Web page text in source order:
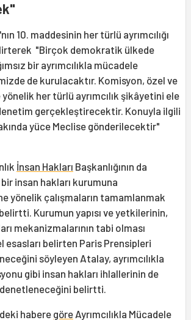
10. maddesinin her türlü ayrımcılığı
"Birçok demokratik ülkede
bir ayrımcılıkla mücadele
de kurulacaktır. Komisyon, özel ve
her türlü ayrımcılık şikâyetini ele
gerçekleştirecektir. Konuyla ilgili
yüce Meclise gönderilecektir"
İnsan Hakları Başkanlığının da
bir insan hakları kurumuna
yönelik çalışmaların tamamlanmak
Kurumun yapısı ve yetkilerinin,
mekanizmalarının tabi olması
esasları belirten Paris Prensipleri
söyleyen Atalay, ayrımcılıkla
gibi insan hakları ihlallerinin de
belirtti.
habere göre Ayrımcılıkla Mücadele